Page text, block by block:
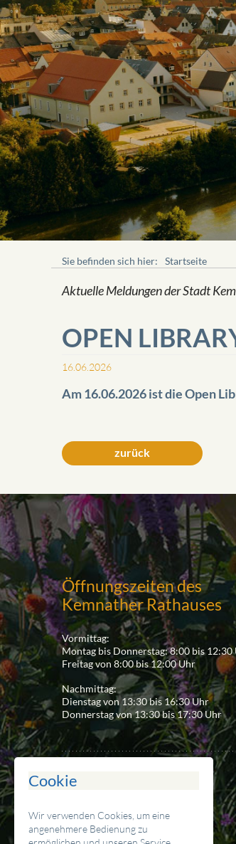
Sie befinden sich hier: Startseite
Aktuelle Meldungen der Stadt
OPEN
16.06.2026
Am 16.06.2026 ist die Open
zurück
Öffnungszeiten des
Kemnather Rathauses
Vormittag:
Montag bis Donnerstag: 8:00 bis 12:30
Freitag von 8:00 bis 12:00 Uhr
Nachmittag:
Dienstag von 13:30 bis 16:30 Uhr
Donnerstag von 13:30 bis 17:30 Uhr
Ansprechpartner
Stadt Kemnath
Stadtplatz 38
Cookie
Wir verwenden Cookies, um eine
angenehmere Bedienung zu